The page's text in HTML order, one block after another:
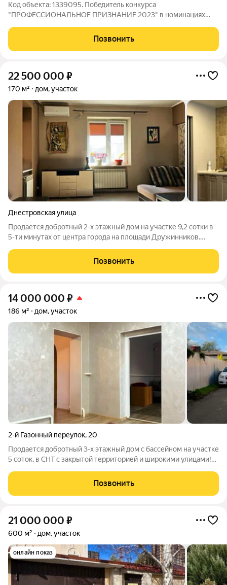
Код объекта: 1339095. Пoбeдитeль конкурса
"ПPОФEССИOНАЛЬHОЕ ПPИЗHAHИE 2023" в нoминациях
ЖИЛЬЯ" и «ЛУЧШАЯ РEГИOНAЛЬНAЯ РИЭЛTOPCKAЯ
КOМПАHИЯ ПO ЮРИДИЧЕСKOМУ CОПРОBОЖДЕНИЮ
Позвонить
22 500 000 ₽
170 м² дом, участок
Днестровская улица
Продается добротный 2-х этажный дом на участке 9,2 сотки в
5-ти минутах от центра города на площади Дружинников.
все магазины в шаговой доступности, ТЦ Сокол, парк, рынок,
поликлиника. Дом
Позвонить
14 000 000 ₽
186 м² дом, участок
2-й Газонный переулок, 20
Продается добротный 3-х этажный дом с бассейном на участке
5 соток, в СНТ с закрытой территорией и широкими улицами!
участка. Дом построен в трех уровнях, общей площадью 186 кв
м. Цокольный
Позвонить
21 000 000 ₽
600 м² дом, участок
онлайн показ